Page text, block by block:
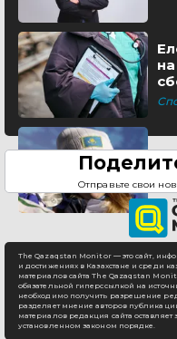
Отправьте свои
The Qazaqstan Monitor — это сайт,
и достижениях в Казахстане и среди
материалов сайта The Qazaqstan
обязательной гиперссылкой на
необходимо получить разрешение
разделяет мнение авторов
материалов редакция сайта
установленном законом порядке.